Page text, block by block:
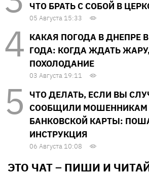
ЧТО БРАТЬ С СОБОЙ В
05 Августа 15:33
КАКАЯ ПОГОДА В ДНЕПРЕ В
ГОДА: КОГДА ЖДАТЬ
ПОХОЛОДАНИЕ
03 Августа 19:11
ЧТО ДЕЛАТЬ, ЕСЛИ ВЫ
СООБЩИЛИ
БАНКОВСКОЙ КАРТЫ:
ИНСТРУКЦИЯ
06 Августа 10:08
ЭТО ЧАТ – ПИШИ И